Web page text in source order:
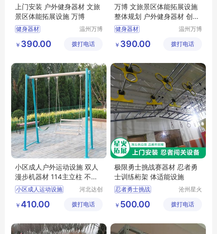
上门安装 户外健身器材 文旅
景区体能拓展设施 万博
健身器材
景区游乐设备厂家
室外健身器械
温州万博
有限公司
￥ 390.00 拨打电话
万博 文旅景区体能拓展设施
整体规划 户外健身器材 创意
造型
健身器材
大型游乐设备
木质滑梯
温州万博
有限公司
￥ 390.00 拨打电话
小区成人户外运动设施 双人
漫步机器材 114主立柱 不锈
钢盖帽
小区成人运动设施
成人运动设施
小区运动器材
河北达创
有限公司
￥ 410.00 拨打电话
极限勇士挑战赛器材 忍者勇
士训练桁架 体适能设施
忍者勇士挑战
极限勇士器材
沧州星火
有限公司
￥ 500.00 拨打电话